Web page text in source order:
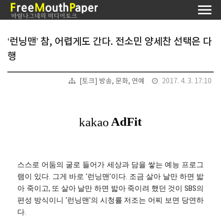
‘런닝맨’ 참, 어렵게도 간다. 전소민 양세찬 선택은 다
행
[토크] 방송, 문화, 연예 2017. 4. 3. 17:10
스스로 어둠의 굴로 들어가 세상과 담을 쌓는 예능 프로그
램이 있다. 그게 바로 ‘런닝맨’이다. 조금 살아 날만 하면 밟
아 죽이고, 또 살아 날만 하면 밟아 죽이려 했던 것이 SBS의
편성 방식이니 ‘런닝맨’의 시청률 저조는 어찌 보면 당연하
다.